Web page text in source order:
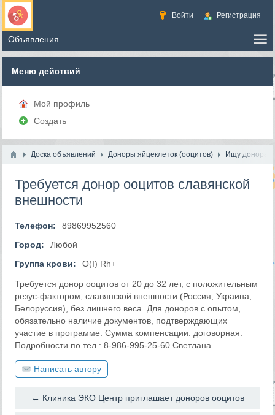
Войти Регистрация
Меню действий
Мой профиль
Создать
Доска объявлений Доноры яйцеклеток (ооцитов) Ищу донора
Требуется донор ооцитов славянской
внешности
Телефон:
89869952560
Город:
Любой
Группа крови:
O(I) Rh+
Требуется донор ооцитов от 20 до 32 лет, с положительным
резус-фактором, славянской внешности (Россия, Украина,
Белоруссия), без лишнего веса. Для доноров с опытом,
обязательно наличие документов, подтверждающих
участие в программе. Сумма компенсации: договорная.
Подробности по тел.: 8-986-995-25-60 Светлана.
Написать автору
← Клиника ЭКО Центр приглашает доноров ооцитов